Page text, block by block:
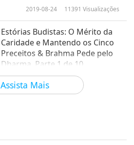
Assista Mais
2019-08-24 11391 Visualizações
Estórias Budistas: O Mérito da
Caridade e Mantendo os Cinco
Preceitos & Brahma Pede pelo
Dharma, Parte 1 de 10
2019-08-14 9494